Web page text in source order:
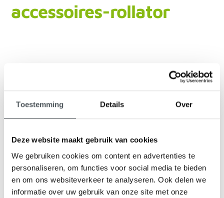
Toestemming Details Over
Deze website maakt gebruik van cookies
We gebruiken cookies om content en advertenties te
personaliseren, om functies voor social media te bieden
en om ons websiteverkeer te analyseren. Ook delen we
informatie over uw gebruik van onze site met onze
accessoires-rollator
9,1